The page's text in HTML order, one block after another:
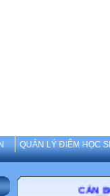
QUẢN LÝ ĐIỂM HỌC
CÁN BỘ-